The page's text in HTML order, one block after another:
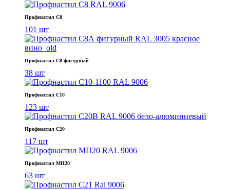
Профнастил С8
101 шт
Профнастил С8 фигурный
38 шт
Профнастил С10
123 шт
Профнастил С20
117 шт
Профнастил МП20
63 шт